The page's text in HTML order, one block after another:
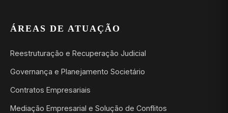
ÁREAS DE ATUAÇÃO
Reestruturação e Recuperação Judicial
Governança e Planejamento Societário
Contratos Empresariais
Mediação Empresarial e Solução de Conflitos